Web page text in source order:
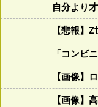
自分より
【悲報】
「コンビ
【画像】
【画像】